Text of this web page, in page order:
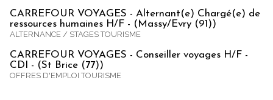
CARREFOUR VOYAGES - Alternant(e) Chargé(e) de
ressources humaines H/F - (Massy/Evry (91))
ALTERNANCE / STAGES TOURISME
CARREFOUR VOYAGES - Conseiller voyages H/F -
CDI - (St Brice (77))
OFFRES D'EMPLOI TOURISME